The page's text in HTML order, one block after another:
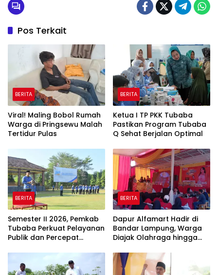
Pos Terkait
BERITA
Viral! Maling Bobol Rumah
Warga di Pringsewu Malah
Tertidur Pulas
BERITA
Ketua I TP PKK Tubaba
Pastikan Program Tubaba
Q Sehat Berjalan Optimal
BERITA
Semester II 2026, Pemkab
Tubaba Perkuat Pelayanan
Publik dan Percepat
BERITA
Dapur Alfamart Hadir di
Bandar Lampung, Warga
Diajak Olahraga hingga